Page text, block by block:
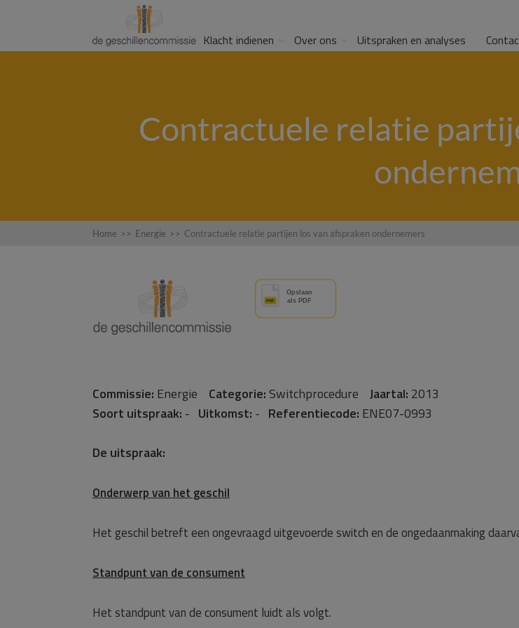
Klacht indienen Over ons Uitspraken en analyses
Contractuele relatie
Home >> Energie >> Contractuele relatie partijen los van afspraken ondernemers
Commissie: Energie Categorie: Switchprocedure Jaartal: 2013
Soort uitspraak: - Uitkomst: - Referentiecode: ENE07-0993
De uitspraak:
Onderwerp van het geschil
Het geschil betreft een ongevraagd uitgevoerde switch en de ongedaanmaking
Standpunt van de consument
Het standpunt van de consument luidt als volgt.